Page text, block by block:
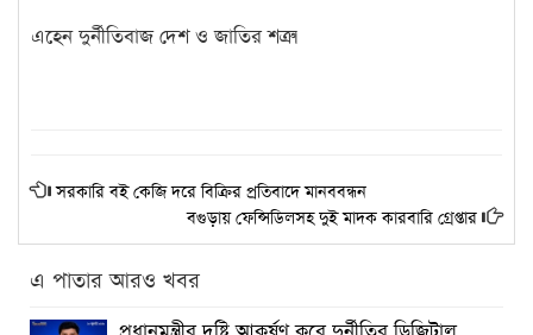
এহেন দুর্নীতিবাজ দেশ ও জাতির শত্রু।
সরকারি বই কেজি দরে বিক্রির প্রতিবাদে মানববন্ধন
বগুড়ায় ফেন্সিডিলসহ দুই মাদক কারবারি গ্রেপ্তার
এ পাতার আরও খবর